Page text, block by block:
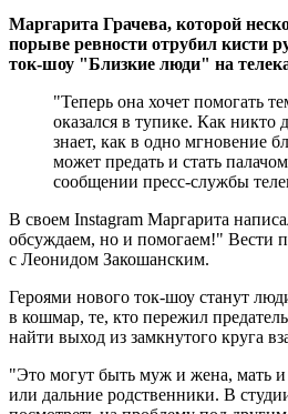
Маргарита Грачева, которой
порыве ревности отрубил кисти
ток-шоу "Близкие люди" на
"Теперь она хочет помогать
оказался в тупике. Как никто
знает, как в одно мгновение
может предать и стать
сообщении пресс-службы
В своем Instagram Маргарита
обсуждаем, но и помогаем!" Вести
с Леонидом Закошанским.
Героями нового ток-шоу станут
в кошмар, те, кто пережил
найти выход из замкнутого круга
"Это могут быть муж и жена, мать и
или дальние родственники. В